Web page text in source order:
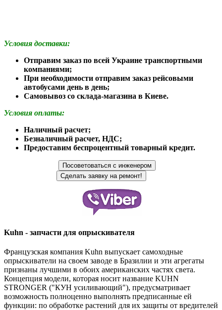
Условия доставки:
Отправим заказ по всей Украине транспортными
компаниями;
При необходимости отправим заказ рейсовыми
автобусами день в день;
Самовывоз со склада-магазина в Киеве.
Условия оплаты:
Наличный расчет;
Безналичный расчет, НДС;
Предоставим беспроцентный товарный кредит.
Kuhn - запчасти для опрыскивателя
Французская компания Kuhn выпускает самоходные
опрыскиватели на своем заводе в Бразилии и эти агрегаты
признаны лучшими в обоих американских частях света.
Концепция модели, которая носит название KUHN
STRONGER ("КУН усиливающий"), предусматривает
возможность полноценно выполнять предписанные ей
функции: по обработке растений для их защиты от вредителей